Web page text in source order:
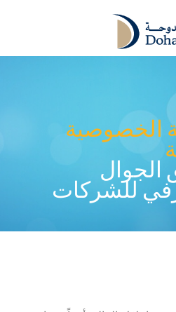
الخصوصية
الجوال
للشركات